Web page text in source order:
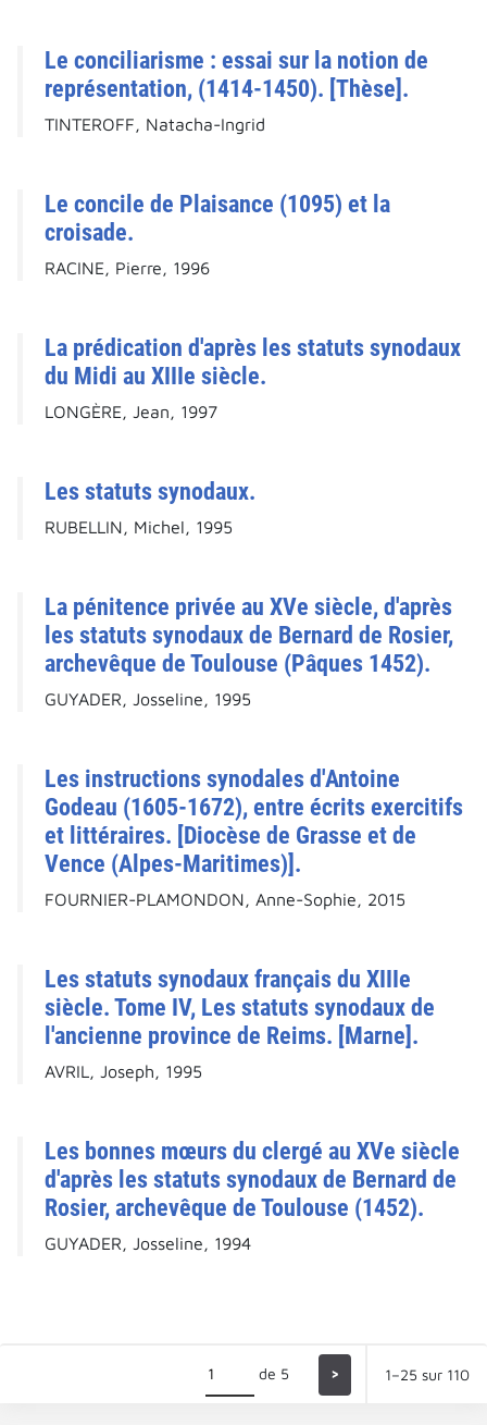
Le conciliarisme : essai sur la notion de
représentation, (1414-1450). [Thèse].
TINTEROFF, Natacha-Ingrid
Le concile de Plaisance (1095) et la
croisade.
RACINE, Pierre, 1996
La prédication d'après les statuts synodaux
du Midi au XIIIe siècle.
LONGÈRE, Jean, 1997
Les statuts synodaux.
RUBELLIN, Michel, 1995
La pénitence privée au XVe siècle, d'après
les statuts synodaux de Bernard de Rosier,
archevêque de Toulouse (Pâques 1452).
GUYADER, Josseline, 1995
Les instructions synodales d'Antoine
Godeau (1605-1672), entre écrits exercitifs
et littéraires. [Diocèse de Grasse et de
Vence (Alpes-Maritimes)].
FOURNIER-PLAMONDON, Anne-Sophie, 2015
Les statuts synodaux français du XIIIe
siècle. Tome IV, Les statuts synodaux de
l'ancienne province de Reims. [Marne].
AVRIL, Joseph, 1995
Les bonnes mœurs du clergé au XVe siècle
d'après les statuts synodaux de Bernard de
Rosier, archevêque de Toulouse (1452).
GUYADER, Josseline, 1994
de 5 > 1–25 sur 110